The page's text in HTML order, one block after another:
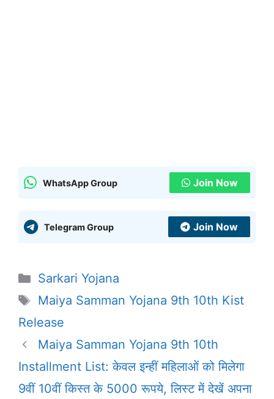
WhatsApp Group Join Now
Telegram Group Join Now
Categories
Sarkari Yojana
Tags
Maiya Samman Yojana 9th 10th Kist
Release
Maiya Samman Yojana 9th 10th
Installment List: केवल इन्हीं महिलाओं को मिलेगा
9वीं 10वीं किस्त के 5000 रूपये, लिस्ट में देखें अपना